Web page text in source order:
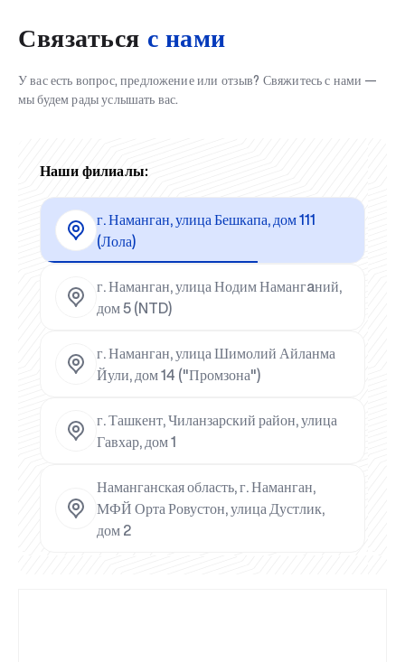
Связаться с нами
У вас есть вопрос, предложение или отзыв? Свяжитесь с нами —
мы будем рады услышать вас.
Наши филиалы:
г. Наманган, улица Бешкапа, дом 111
(Лола)
г. Наманган, улица Нодим Намангaний,
дом 5 (NTD)
г. Наманган, улица Шимолий Айланма
Йули, дом 14 ("Промзона")
г. Ташкент, Чиланзарский район, улица
Гавхар, дом 1
Наманганская область, г. Наманган,
МФЙ Орта Ровустон, улица Дустлик,
дом 2